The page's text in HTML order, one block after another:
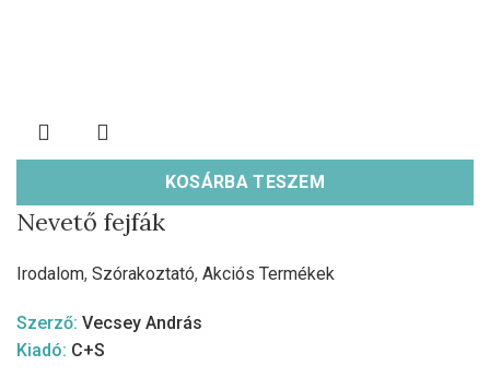
KOSÁRBA TESZEM
Nevető fejfák
Irodalom, Szórakoztató, Akciós Termékek
Szerző: Vecsey András
Kiadó: C+S